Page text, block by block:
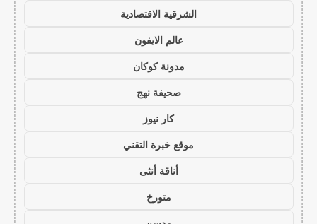
الشرقية الاقتصادية
عالم الايفون
مدونة كوكان
صحيفة نهج
كار نيوز
موقع خبرة التقني
أناقة أنثى
متورخ